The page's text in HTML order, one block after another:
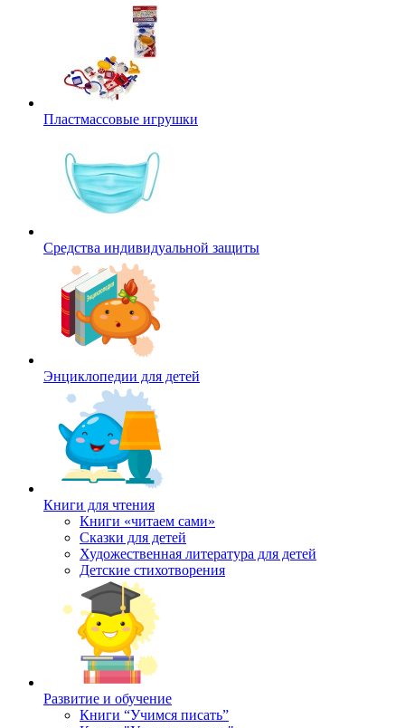
Пластмассовые игрушки
Средства индивидуальной защиты
Энциклопедии для детей
Книги для чтения
Книги «читаем сами»
Сказки для детей
Художественная литература для детей
Детские стихотворения
Развитие и обучение
Книги “Учимся писать”